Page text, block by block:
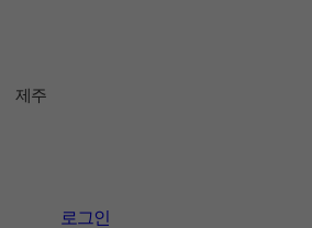
제주
로그인